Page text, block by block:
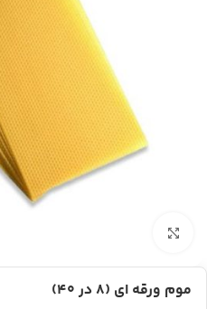
موم ورقه ای (۸ در ۴۰)